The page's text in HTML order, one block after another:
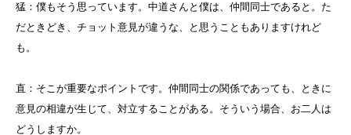
猛：僕もそう思っています。中道さんと僕は、仲間同士であると。た
だときどき、チョット意見が違うな、と思うこともありますけれど
も。
直：そこが重要なポイントです。仲間同士の関係であっても、ときに
意見の相違が生じて、対立することがある。そういう場合、お二人は
どうしますか。